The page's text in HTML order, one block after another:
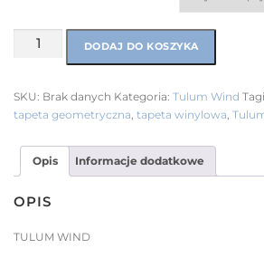
DODAJ DO KOSZYKA
SKU: Brak danych Kategoria: Tulum Wind
tapeta geometryczna tapeta winylowa
Opis Informacje dodatkowe
OPIS
TULUM WIND